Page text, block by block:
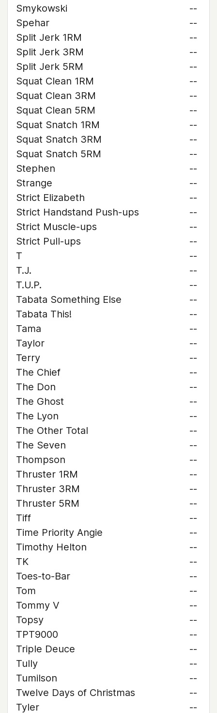
Smykowski
--
Spehar
--
Split Jerk 1RM
--
Split Jerk 3RM
--
Split Jerk 5RM
--
Squat Clean 1RM
--
Squat Clean 3RM
--
Squat Clean 5RM
--
Squat Snatch 1RM
--
Squat Snatch 3RM
--
Squat Snatch 5RM
--
Stephen
--
Strange
--
Strict Elizabeth
--
Strict Handstand Push-ups
--
Strict Muscle-ups
--
Strict Pull-ups
--
T
--
T.J.
--
T.U.P.
--
Tabata Something Else
--
Tabata This!
--
Tama
--
Taylor
--
Terry
--
The Chief
--
The Don
--
The Ghost
--
The Lyon
--
The Other Total
--
The Seven
--
Thompson
--
Thruster 1RM
--
Thruster 3RM
--
Thruster 5RM
--
Tiff
--
Time Priority Angie
--
Timothy Helton
--
TK
--
Toes-to-Bar
--
Tom
--
Tommy V
--
Topsy
--
TPT9000
--
Triple Deuce
--
Tully
--
Tumilson
--
Twelve Days of Christmas
--
Tyler
--